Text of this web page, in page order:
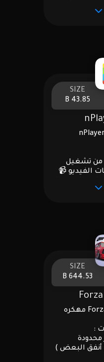
دون علم
.
(مايعتمد
.
.
.
الأداة ...
:
السري 15 رقم من عندك
SIZE
43.85 B
الفيديو 📹
إلى خيارات
:
ستور 💸
SIZE
644.53 B
:
محدودة
أنفق البعض )